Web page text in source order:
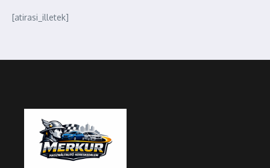
[atirasi_illetek]